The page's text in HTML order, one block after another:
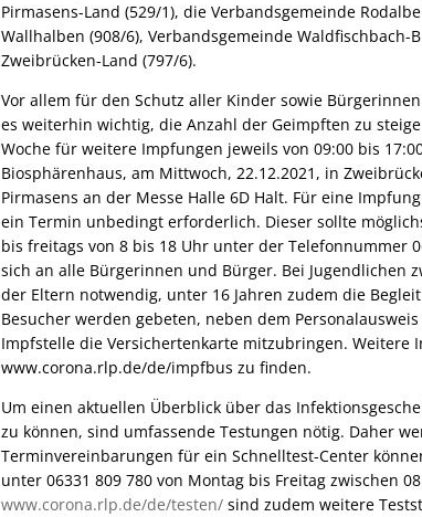
Pirmasens-Land (529/1), die Verbandsgemeinde
Wallhalben (908/6), Verbandsgemeinde
Zweibrücken-Land (797/6).
Vor allem für den Schutz aller Kinder sowie
es weiterhin wichtig, die Anzahl der Geimpften zu
Woche für weitere Impfungen jeweils von 09:00 bis
Biosphärenhaus, am Mittwoch, 22.12.2021, in
Pirmasens an der Messe Halle 6D Halt. Für eine
ein Termin unbedingt erforderlich. Dieser sollte
bis freitags von 8 bis 18 Uhr unter der Telefonnummer
sich an alle Bürgerinnen und Bürger. Bei Jugendlichen
der Eltern notwendig, unter 16 Jahren zudem die
Besucher werden gebeten, neben dem
Impfstelle die Versichertenkarte mitzubringen.
www.corona.rlp.de/de/impfbus zu finden.
Um einen aktuellen Überblick über das
zu können, sind umfassende Testungen nötig. Daher
Terminvereinbarungen für ein Schnelltest-Center
unter 06331 809 780 von Montag bis Freitag zwischen
www.corona.rlp.de/de/testen/ sind zudem weitere